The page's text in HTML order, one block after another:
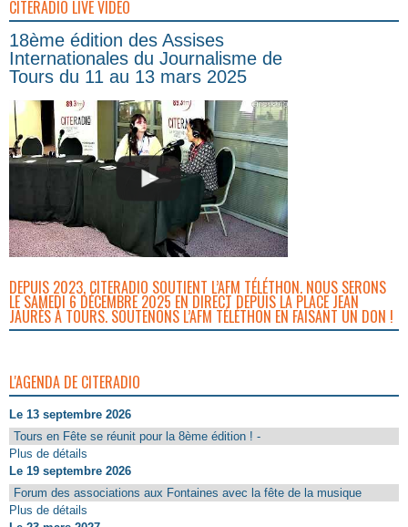
CITERADIO LIVE VIDEO
18ème édition des Assises
Internationales du Journalisme de
Tours du 11 au 13 mars 2025
DEPUIS 2023, CITERADIO SOUTIENT L’AFM TÉLÉTHON. NOUS SERONS
LE SAMEDI 6 DÉCEMBRE 2025 EN DIRECT DEPUIS LA PLACE JEAN
JAURÈS À TOURS. SOUTENONS L’AFM TÉLÉTHON EN FAISANT UN DON !
L'AGENDA DE CITERADIO
Le 13 septembre 2026
Tours en Fête se réunit pour la 8ème édition ! -
Plus de détails
Le 19 septembre 2026
Forum des associations aux Fontaines avec la fête de la musique
Plus de détails